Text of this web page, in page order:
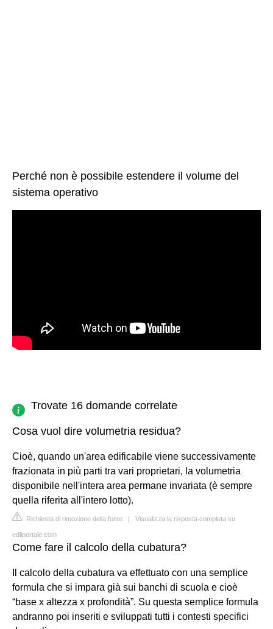
Perché non è possibile estendere il volume del
sistema operativo
Trovate 16 domande correlate
Cosa vuol dire volumetria residua?
Cioè, quando un'area edificabile viene successivamente
frazionata in più parti tra vari proprietari, la volumetria
disponibile nell'intera area permane invariata (è sempre
quella riferita all'intero lotto).
Richiesta di rimozione della fonte | Visualizza la risposta completa su
edilportale.com
Come fare il calcolo della cubatura?
Il calcolo della cubatura va effettuato con una semplice
formula che si impara già sui banchi di scuola e cioè
“base x altezza x profondità”. Su questa semplice formula
andranno poi inseriti e sviluppati tutti i contesti specifici